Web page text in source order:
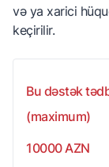
və ya xarici
keçirilir.
Bu dəstək
(maximum)
10000 AZN